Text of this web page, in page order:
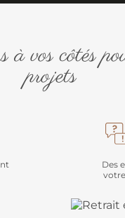
à vos côtés
projets
Des